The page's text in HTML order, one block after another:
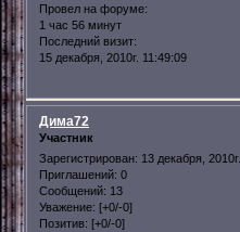
Провел на форуме:
1 час 56 минут
Последний визит:
15 декабря, 2010г. 11:49:09
Дима72
Участник
Зарегистрирован: 13 декабря, 2010г.
Приглашений: 0
Сообщений: 13
Уважение: [+0/-0]
Позитив: [+0/-0]